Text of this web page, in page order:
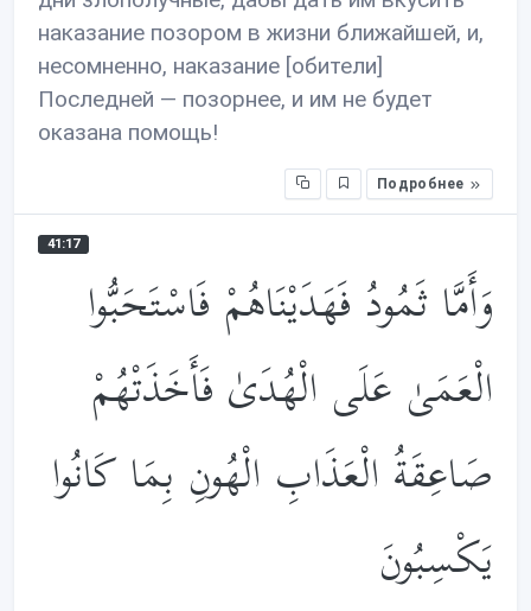
наказание позором в жизни ближайшей, и,
несомненно, наказание [обители]
Последней — позорнее, и им не будет
оказана помощь!
Подробнее
41:17
وَأَمَّا ثَمُودُ فَهَدَيْنَاهُمْ فَاسْتَحَبُّوا
الْعَمَىٰ عَلَى الْهُدَىٰ فَأَخَذَتْهُمْ
صَاعِقَةُ الْعَذَابِ الْهُونِ بِمَا كَانُوا
يَكْسِبُونَ